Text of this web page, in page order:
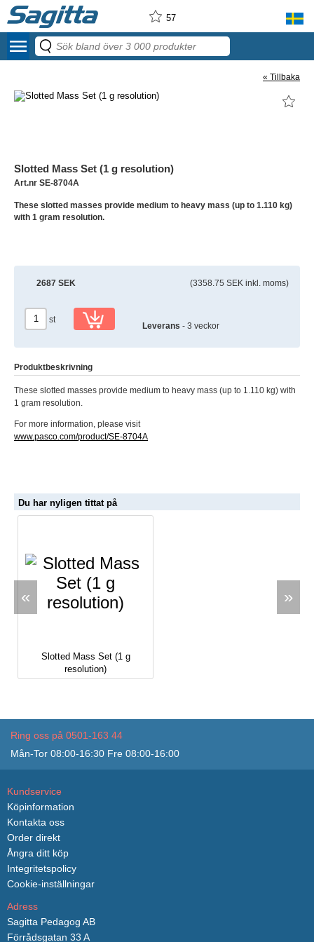
57
menu
« Tillbaka
Slotted Mass Set (1 g resolution)
Art.nr SE-8704A
These slotted masses provide medium to heavy mass (up to 1.110 kg)
with 1 gram resolution.
2687 SEK (3358.75 SEK inkl. moms)
st
Leverans - 3 veckor
Produktbeskrivning
These slotted masses provide medium to heavy mass (up to 1.110 kg) with
1 gram resolution.
For more information, please visit
www.pasco.com/product/SE-8704A
Du har nyligen tittat på
«
Slotted Mass Set (1 g
resolution)
»
Ring oss på 0501-163 44
Mån-Tor 08:00-16:30 Fre 08:00-16:00
Kundservice
Köpinformation
Kontakta oss
Order direkt
Ångra ditt köp
Integritetspolicy
Cookie-inställningar
Adress
Sagitta Pedagog AB
Förrådsgatan 33 A